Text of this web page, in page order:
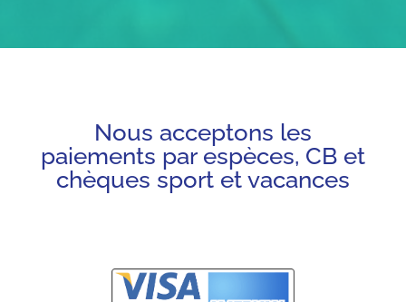
Nous acceptons les
paiements par espèces, CB et
chèques sport et vacances